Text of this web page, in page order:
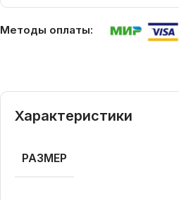
Методы оплаты:
Характеристики
РАЗМЕР